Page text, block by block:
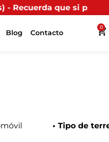
si presentas tu
Blog Contacto
0
• Tipo de